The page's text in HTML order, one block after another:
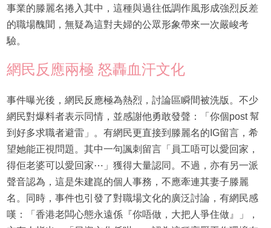
事業的滕麗名捲入其中，這種與過往低調作風形成強烈反差
的職場醜聞，無疑為這對夫婦的公眾形象帶來一次嚴峻考
驗。
網民反應兩極 怒轟血汗文化
事件曝光後，網民反應極為熱烈，討論區瞬間被洗版。不少
網民對爆料者表示同情，並感謝他勇敢發聲：「你個post 幫
到好多求職者避雷」。有網民更直接到滕麗名的IG留言，希
望她能正視問題。其中一句諷刺留言「員工唔可以愛回家，
得佢老婆可以愛回家⋯」獲得大量認同。不過，亦有另一派
聲音認為，這是朱建崑的個人事務，不應牽連其妻子滕麗
名。同時，事件也引發了對職場文化的廣泛討論，有網民感
嘆：「香港老闆心態永遠係『你唔做，大把人爭住做』」，